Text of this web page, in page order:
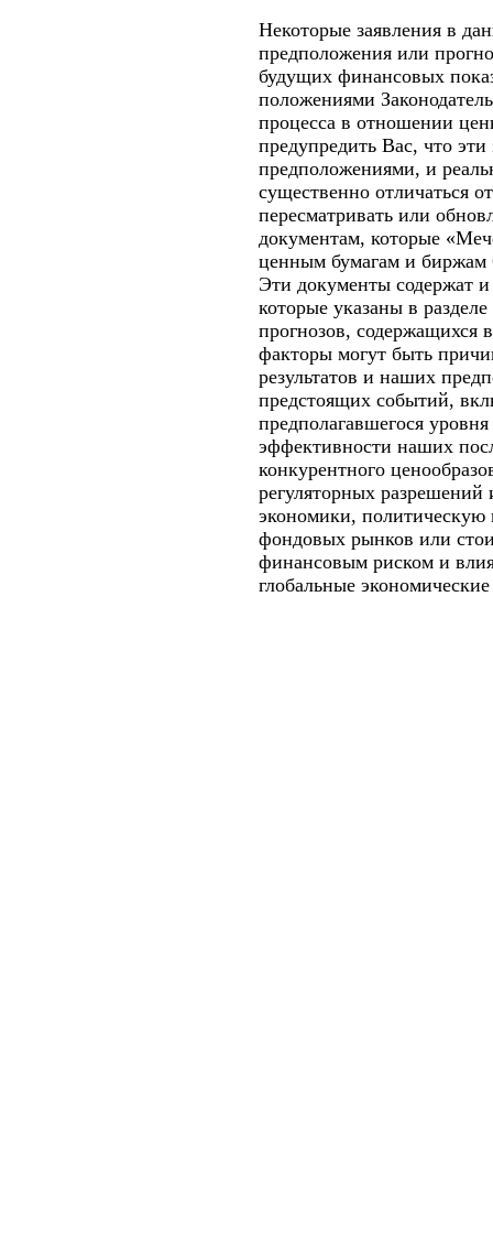
Некоторые заявления в
предположения или
будущих финансовых
положениями
процесса в отношении
предупредить Вас, что эти
предположениями, и
существенно отличаться
пересматривать или
документам, которые
ценным бумагам и
Эти документы содержат
которые указаны в
прогнозов, содержащихся
факторы могут быть
результатов и наших
предстоящих событий,
предполагавшегося
эффективности наших
конкурентного
регуляторных разрешений
экономики, политическую
фондовых рынков или
финансовым риском и
глобальные